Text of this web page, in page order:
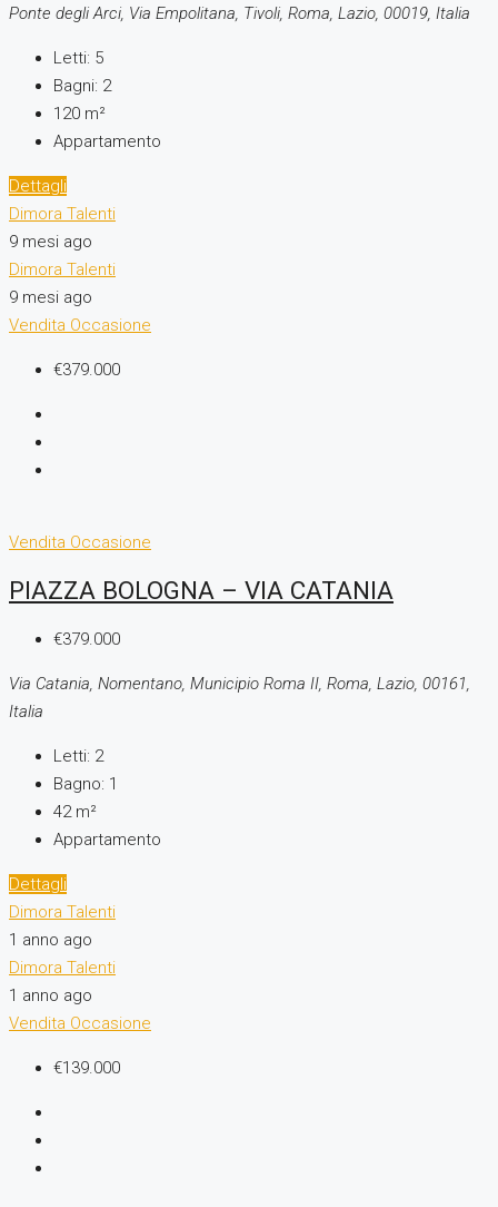
Ponte degli Arci, Via Empolitana, Tivoli, Roma, Lazio, 00019, Italia
Letti: 5
Bagni: 2
120 m²
Appartamento
Dettagli
Dimora Talenti
9 mesi ago
Dimora Talenti
9 mesi ago
Vendita Occasione
€379.000
Vendita Occasione
PIAZZA BOLOGNA – VIA CATANIA
€379.000
Via Catania, Nomentano, Municipio Roma II, Roma, Lazio, 00161,
Italia
Letti: 2
Bagno: 1
42 m²
Appartamento
Dettagli
Dimora Talenti
1 anno ago
Dimora Talenti
1 anno ago
Vendita Occasione
€139.000